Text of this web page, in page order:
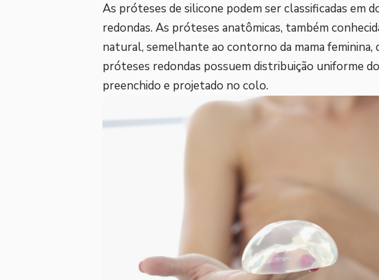
As próteses de silicone podem ser classificadas em
redondas. As próteses anatômicas, também
natural, semelhante ao contorno da mama feminina,
próteses redondas possuem distribuição uniforme
preenchido e projetado no colo.